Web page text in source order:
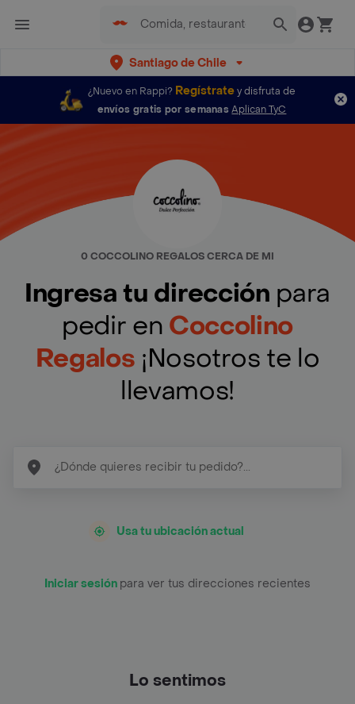
Santiago de Chile
¿Nuevo en Rappi? Regístratey disfruta de
envíos gratis por semanas Aplican TyC
0 COCCOLINO REGALOS CERCA DE MI
Ingresa tu dirección para
pedir en Coccolino
Regalos ¡Nosotros te lo
llevamos!
Usa tu ubicación actual
Iniciar sesión para ver tus direcciones recientes
Lo sentimos